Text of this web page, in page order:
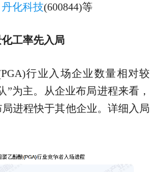
丹化科技(600844)等
工率先入局
行业入场企业数量相对较
”为主。从企业布局进程来看，
进程快于其他企业。详细入局